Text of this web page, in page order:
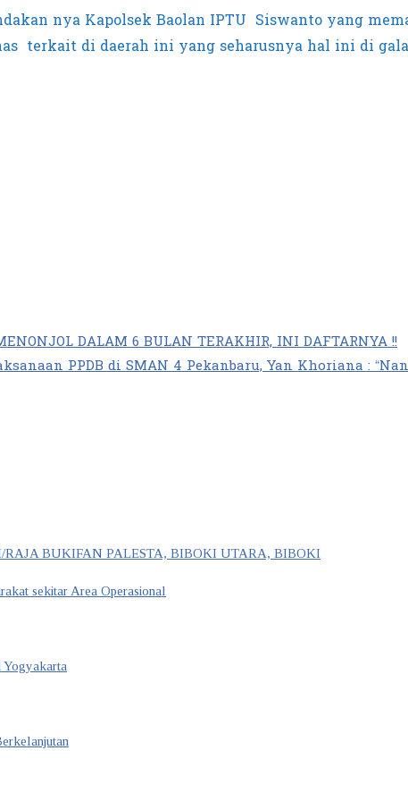
nya Kapolsek Baolan IPTU Siswanto yang
terkait di daerah ini yang seharusnya hal ini di
DALAM 6 BULAN TERAKHIR, INI DAFTARNYA !!
PPDB di SMAN 4 Pekanbaru, Yan Khoriana :
BUKIFAN PALESTA, BIBOKI UTARA, BIBOKI
sekitar Area Operasional
Yogyakarta